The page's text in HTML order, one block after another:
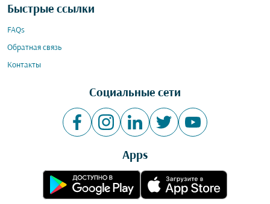
Быстрые ссылки
FAQs
Обратная связь
Контакты
Социальные сети
Apps